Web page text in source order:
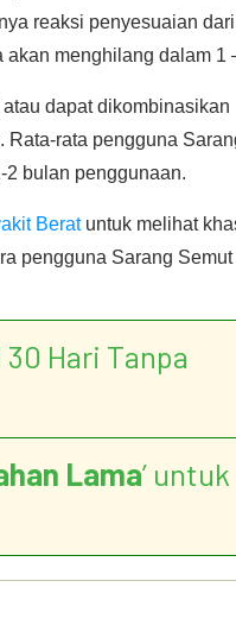
reaksi penyesuaian
menghilang dalam 1
dapat dikombinasikan
rata pengguna
2 bulan penggunaan.
Beratuntuk melihat
pengguna Sarang Semut
30 Hari Tanpa
Lama’ untuk